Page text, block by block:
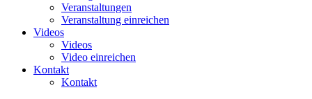
Veranstaltungen
Veranstaltung einreichen
Videos
Videos
Video einreichen
Kontakt
Kontakt